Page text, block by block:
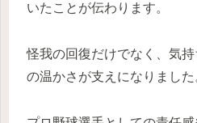
いたことが伝わります。
怪我の回復だけでなく、気
の温かさが支えになりました